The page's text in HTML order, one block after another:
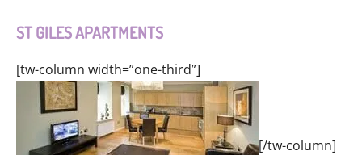
ST GILES APARTMENTS
[tw-column width=”one-third”]
[/tw-column]